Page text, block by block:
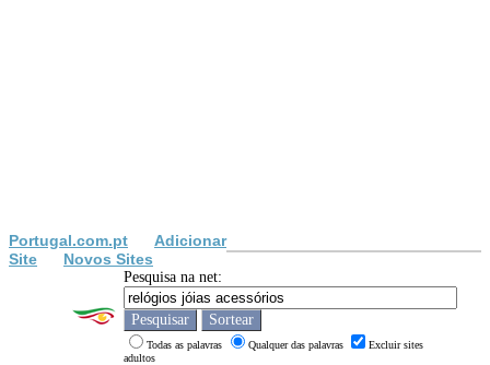
Portugal.com.pt
Adicionar
Site
Novos Sites
Pesquisa na net:
Todas as palavras Qualquer das palavras
Excluir sites
adultos